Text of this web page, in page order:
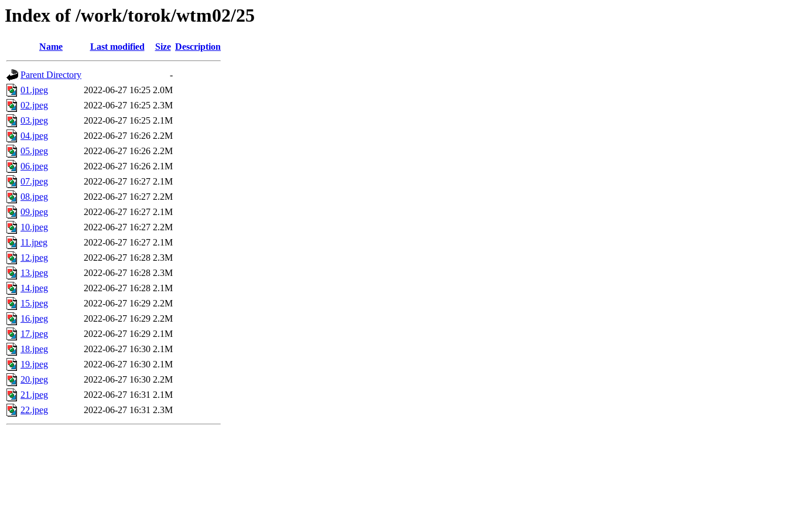
Index of /work/torok/wtm02/25
Name Last modified Size Description
Parent Directory
-
01.jpeg
2022-06-27 16:25 2.0M
02.jpeg
2022-06-27 16:25 2.3M
03.jpeg
2022-06-27 16:25 2.1M
04.jpeg
2022-06-27 16:26 2.2M
05.jpeg
2022-06-27 16:26 2.2M
06.jpeg
2022-06-27 16:26 2.1M
07.jpeg
2022-06-27 16:27 2.1M
08.jpeg
2022-06-27 16:27 2.2M
09.jpeg
2022-06-27 16:27 2.1M
10.jpeg
2022-06-27 16:27 2.2M
11.jpeg
2022-06-27 16:27 2.1M
12.jpeg
2022-06-27 16:28 2.3M
13.jpeg
2022-06-27 16:28 2.3M
14.jpeg
2022-06-27 16:28 2.1M
15.jpeg
2022-06-27 16:29 2.2M
16.jpeg
2022-06-27 16:29 2.2M
17.jpeg
2022-06-27 16:29 2.1M
18.jpeg
2022-06-27 16:30 2.1M
19.jpeg
2022-06-27 16:30 2.1M
20.jpeg
2022-06-27 16:30 2.2M
21.jpeg
2022-06-27 16:31 2.1M
22.jpeg
2022-06-27 16:31 2.3M